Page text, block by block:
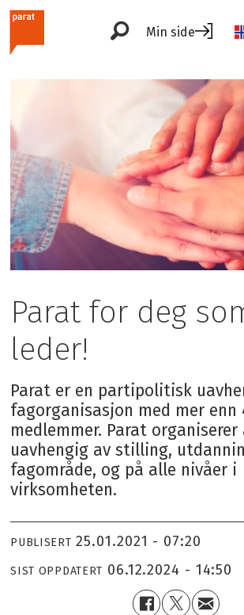
Min side
Parat for deg
leder!
Parat er en partipolitisk
fagorganisasjon med mer enn
medlemmer. Parat
uavhengig av stilling,
fagområde, og på alle nivåer i
virksomheten.
PUBLISERT 25.01.2021 - 07:20
SIST OPPDATERT 06.12.2024 - 14:50